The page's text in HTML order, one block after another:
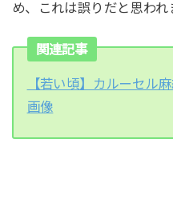
め、これは誤りだと思われ
関連記事
【若い頃】カルーセル
画像